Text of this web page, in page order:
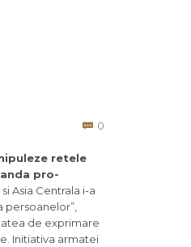
 0
retele
pro-
Asia Centrala i-a
de exprimare
Initiativa armatei